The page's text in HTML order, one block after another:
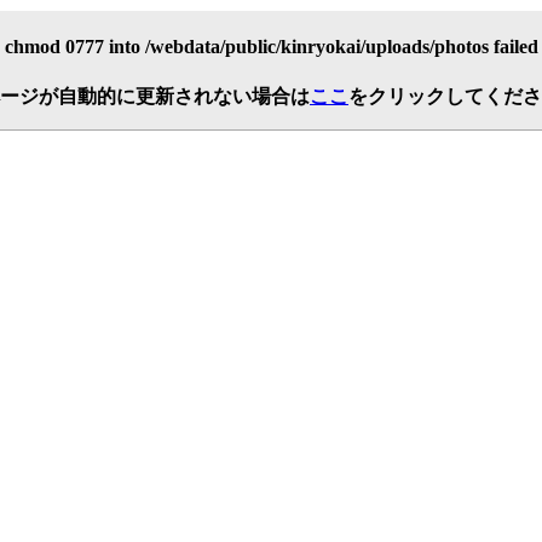
chmod 0777 into /webdata/public/kinryokai/uploads/photos failed
ジが自動的に更新されない場合はここ をクリックしてくだ